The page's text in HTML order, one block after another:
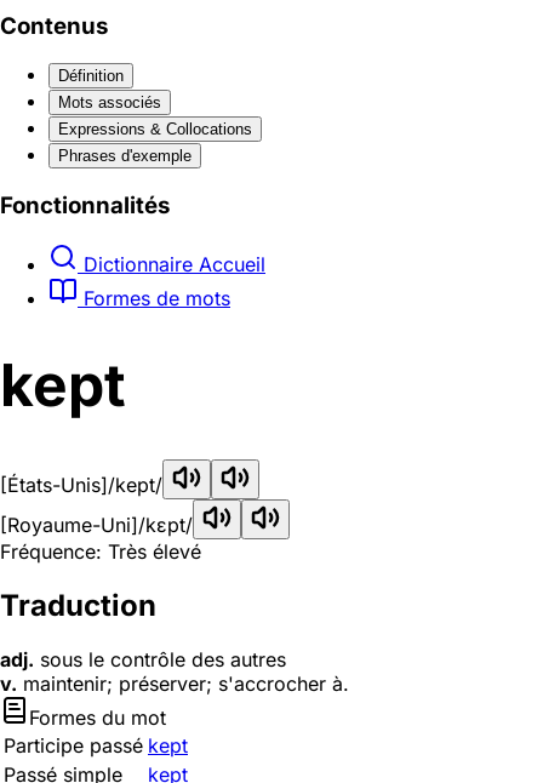
Contenus
Définition
Mots associés
Expressions & Collocations
Phrases d'exemple
Fonctionnalités
Dictionnaire Accueil
Formes de mots
kept
[États-Unis]/kept/
[Royaume-Uni]/kɛpt/
Fréquence: Très élevé
Traduction
adj. sous le contrôle des autres
v. maintenir; préserver; s'accrocher à.
Formes du mot
Participe passé kept
Passé simple
kept